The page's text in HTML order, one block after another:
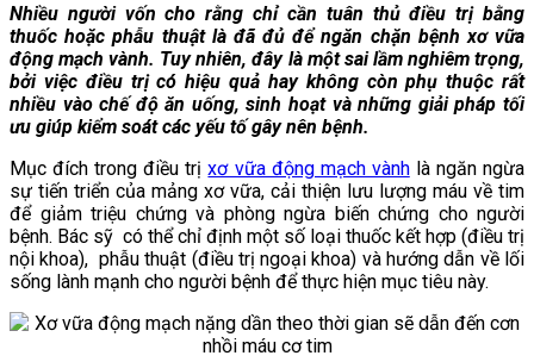
Nhiều người vốn cho rằng chỉ cần tuân thủ điều trị bằng
thuốc hoặc phẫu thuật là đã đủ để ngăn chặn bệnh xơ vữa
động mạch vành. Tuy nhiên, đây là một sai lầm nghiêm trọng,
bởi việc điều trị có hiệu quả hay không còn phụ thuộc rất
nhiều vào chế độ ăn uống, sinh hoạt và những giải pháp tối
ưu giúp kiểm soát các yếu tố gây nên bệnh.
Mục đích trong điều trịxơ vữa động mạch vànhlà ngăn ngừa
sự tiến triển của mảng xơ vữa, cải thiện lưu lượng máu về tim
để giảm triệu chứng và phòng ngừa biến chứng cho người
bệnh. Bác sỹ có thể chỉ định một số loại thuốc kết hợp (điều trị
nội khoa), phẫu thuật (điều trị ngoại khoa) và hướng dẫn về lối
sống lành mạnh cho người bệnh để thực hiện mục tiêu này.